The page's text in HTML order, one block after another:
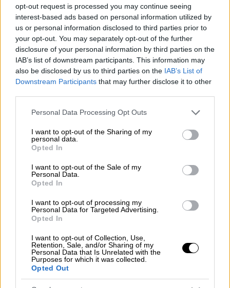
opt-out request is processed you may continue seeing
interest-based ads based on personal information utilized by
us or personal information disclosed to third parties prior to
your opt-out. You may separately opt-out of the further
disclosure of your personal information by third parties on the
IAB’s list of downstream participants. This information may
also be disclosed by us to third parties on the IAB’s List of
Downstream Participants that may further disclose it to other
Please note that this website/app uses one or more Google
not limited to your visit or usage behaviour. You may click to
grant or deny consent to Google and its third-party tags to
use your data for below specified purposes in below Google
consent section.
Personal Data Processing Opt Outs
I want to opt-out of the Sharing of my
personal data.
Opted In
I want to opt-out of the Sale of my
Personal Data.
Opted In
I want to opt-out of processing my
Personal Data for Targeted Advertising.
Opted In
I want to opt-out of Collection, Use,
Retention, Sale, and/or Sharing of my
Personal Data that Is Unrelated with the
Purposes for which it was collected.
Opted Out
μέσω του Twitter ότι εξέδωσε «εντολή
εκκένωσης» για διάφορες περιοχές της
κοινότητας Λος Λιάνος δε Αριδάνε, στη
δυτική πλευρά του νησιού. Προβλέπεται ότι
προς τα εκεί θα κινηθεί το ποτάμι της λάβας
τις επόμενες ώρες. Η εκκένωση αυτή αφορά